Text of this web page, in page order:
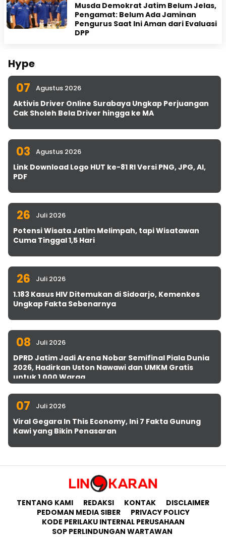
Musda Demokrat Jatim Belum Jelas,
Pengamat: Belum Ada Jaminan
Pengurus Saat Ini Aman dari Evaluasi
DPP
Hype
07 Agustus 2026
Aktivis Driver Online Surabaya Ungkap Perjuangan
Cak Sholeh Bela Driver hingga ke MA
03 Agustus 2026
Link Download Logo HUT ke-81 RI Versi PNG, JPG, AI,
PDF
26 Juli 2026
Potensi Wisata Jatim Melimpah, tapi Wisatawan
Cuma Tinggal 1,5 Hari
26 Juli 2026
1.183 Kasus HIV Ditemukan di Sidoarjo, Kemenkes
Ungkap Fakta Sebenarnya
08 Juli 2026
DPRD Jatim Jadi Arena Nobar Semifinal Piala Dunia
2026, Hadirkan Uston Nawawi dan UMKM Gratis
untuk 1.000 Warga
07 Juli 2026
Viral Gegara In This Economy, Ini 7 Fakta Gunung
Kawi yang Bikin Penasaran
TENTANG KAMI REDAKSI KONTAK
DISCLAIMER
PEDOMAN MEDIA SIBER
PRIVACY POLICY
KODE PERILAKU INTERNAL PERUSAHAAN
SOP PERLINDUNGAN WARTAWAN